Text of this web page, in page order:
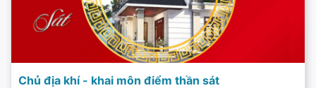
Chủ địa khí - khai môn điểm thần sát